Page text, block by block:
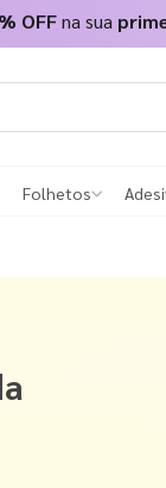
OFFna sua
Folhetos